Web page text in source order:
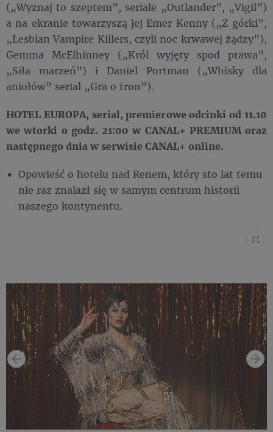
(„Wyznaj to szeptem”, seriale „Outlander”, „Vigil”)
a na ekranie towarzyszą jej Emer Kenny („Z górki”,
„Lesbian Vampire Killers, czyli noc krwawej żądzy”),
Gemma McElhinney („Król wyjęty spod prawa”,
„Siła marzeń”) i Daniel Portman („Whisky dla
aniołów” serial „Gra o tron”).
HOTEL EUROPA, serial, premierowe odcinki od 11.10
we wtorki o godz. 21:00 w CANAL+ PREMIUM oraz
następnego dnia w serwisie CANAL+ online.
Opowieść o hotelu nad Renem, który sto lat temu
nie raz znalazł się w samym centrum historii
naszego kontynentu.